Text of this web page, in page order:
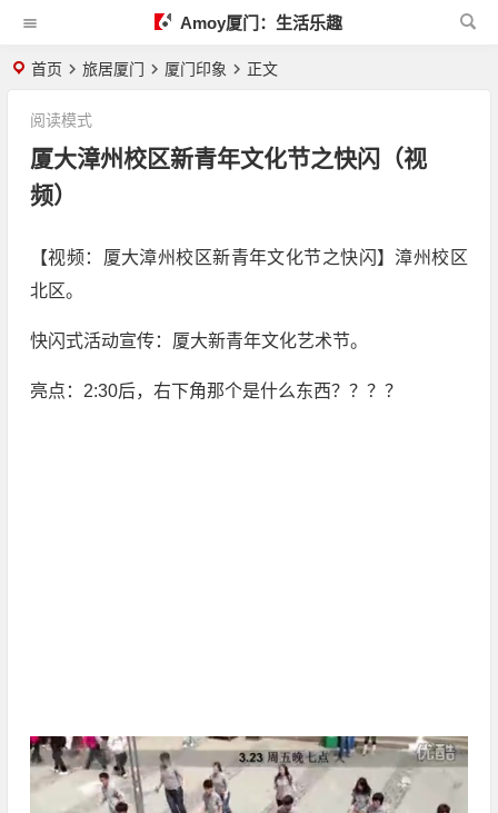
Amoy厦门：生活乐趣
首页 旅居厦门 厦门印象 正文
厦大漳州校区新青年文化节之快闪（视
频）
阅读模式
【视频：厦大漳州校区新青年文化节之快闪】漳州校区
北区。
快闪式活动宣传：厦大新青年文化艺术节。
亮点：2:30后，右下角那个是什么东西？？？？